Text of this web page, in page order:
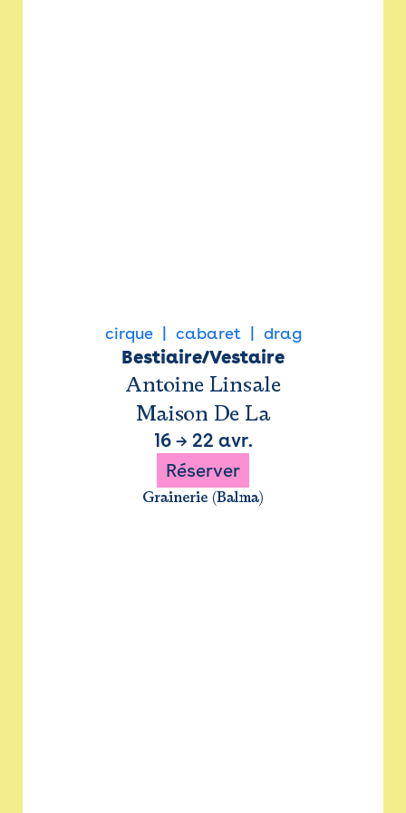
cirque cabaret drag
Bestiaire/Vestaire
Antoine Linsale
Maison De La
16→ 22 avr.
Réserver
Grainerie (Balma)